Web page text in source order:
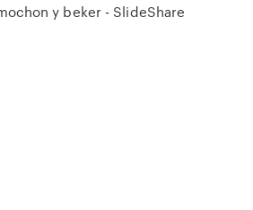
y beker - SlideShare